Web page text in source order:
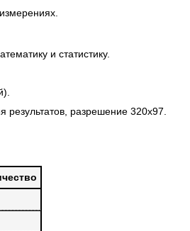
и статистику.
разрешение 320х97.